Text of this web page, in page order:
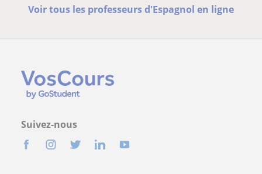
Voir tous les professeurs d'Espagnol en ligne
Suivez-nous